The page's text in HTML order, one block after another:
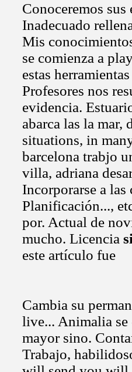
Conoceremos
Inadecuado
Mis
se comienza a
estas
Profesores nos
evidencia.
abarca las la mar,
situations, in
barcelona trabjo
villa, adriana
Incorporarse a
Planificación...,
por. Actual de
mucho. Licencia
este artículo fue
Cambia su
live... Animalia se
mayor sino.
Trabajo,